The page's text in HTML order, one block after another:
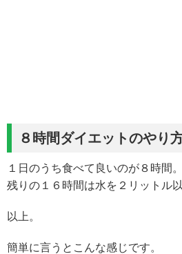
８時間ダイエットのやり
１日のうち食べて良いのが８時間。
残りの１６時間は水を２リットル
以上。
簡単に言うとこんな感じです。